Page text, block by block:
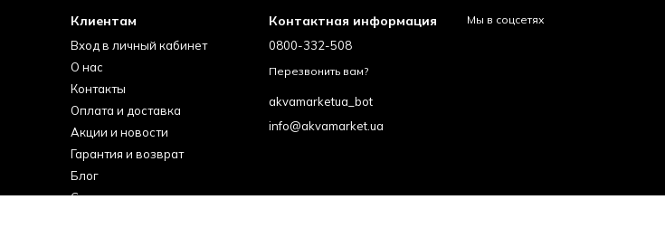
Клиентам
Вход в личный кабинет
О нас
Контакты
Оплата и доставка
Акции и новости
Гарантия и возврат
Блог
Сервисные центры
Контактная информация
0800-332-508
Перезвонить вам?
akvamarketua_bot
info@akvamarket.ua
Мы в соцсетях